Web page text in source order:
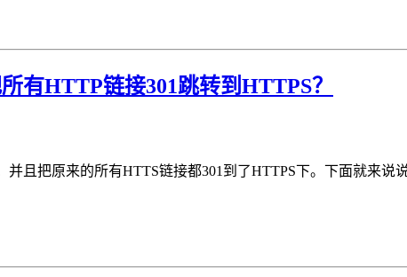
有HTTP链接301跳转到HTTPS？
且把原来的所有HTTS链接都301到了HTTPS下。下面就来说